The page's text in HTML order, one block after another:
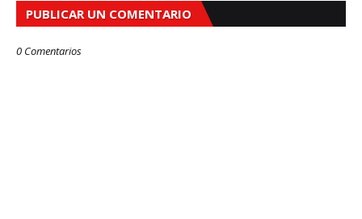
PUBLICAR UN COMENTARIO
0 Comentarios